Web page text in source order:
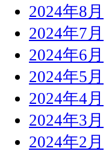
2024年8月
2024年7月
2024年6月
2024年5月
2024年4月
2024年3月
2024年2月